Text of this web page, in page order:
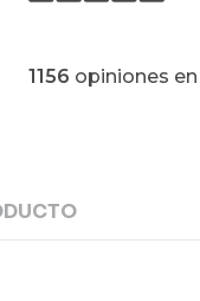
1156 opiniones en